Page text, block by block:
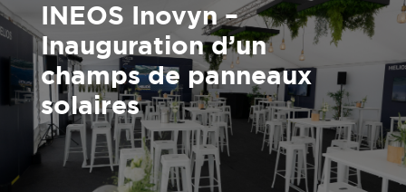
INEOS Inovyn –
Inauguration d’un
champs de panneaux
solaires